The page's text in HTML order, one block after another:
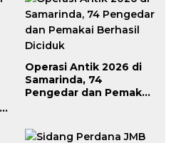
Operasi Antik 2026 di
Samarinda, 74
Pengedar dan Pemakai